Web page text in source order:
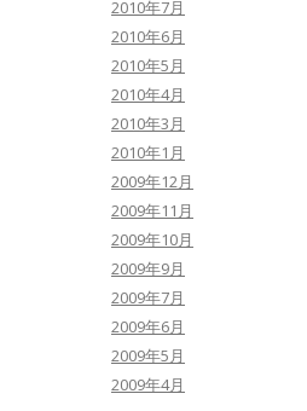
2010年7月
2010年6月
2010年5月
2010年4月
2010年3月
2010年1月
2009年12月
2009年11月
2009年10月
2009年9月
2009年7月
2009年6月
2009年5月
2009年4月